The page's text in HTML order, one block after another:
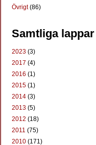
Övrigt(86)
Samtliga lappar
2023 (3)
2017 (4)
2016 (1)
2015 (1)
2014 (3)
2013 (5)
2012 (18)
2011 (75)
2010 (171)